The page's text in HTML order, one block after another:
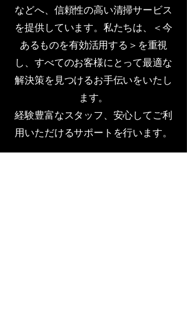
などへ、信頼性の高い清掃サービス
を提供しています。私たちは、＜今
あるものを有効活用する＞を重視
し、すべてのお客様にとって最適な
解決策を見つけるお手伝いをいたし
ます。
経験豊富なスタッフ、安心してご利
用いただけるサポートを行います。